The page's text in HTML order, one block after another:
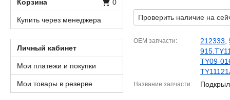
Проверить наличие на
OEM запчасти 212333
TY09-
Название запчасти
Корзина 0
Купить через менеджера
Личный кабинет
Мои платежи и покупки
Мои товары в резерве